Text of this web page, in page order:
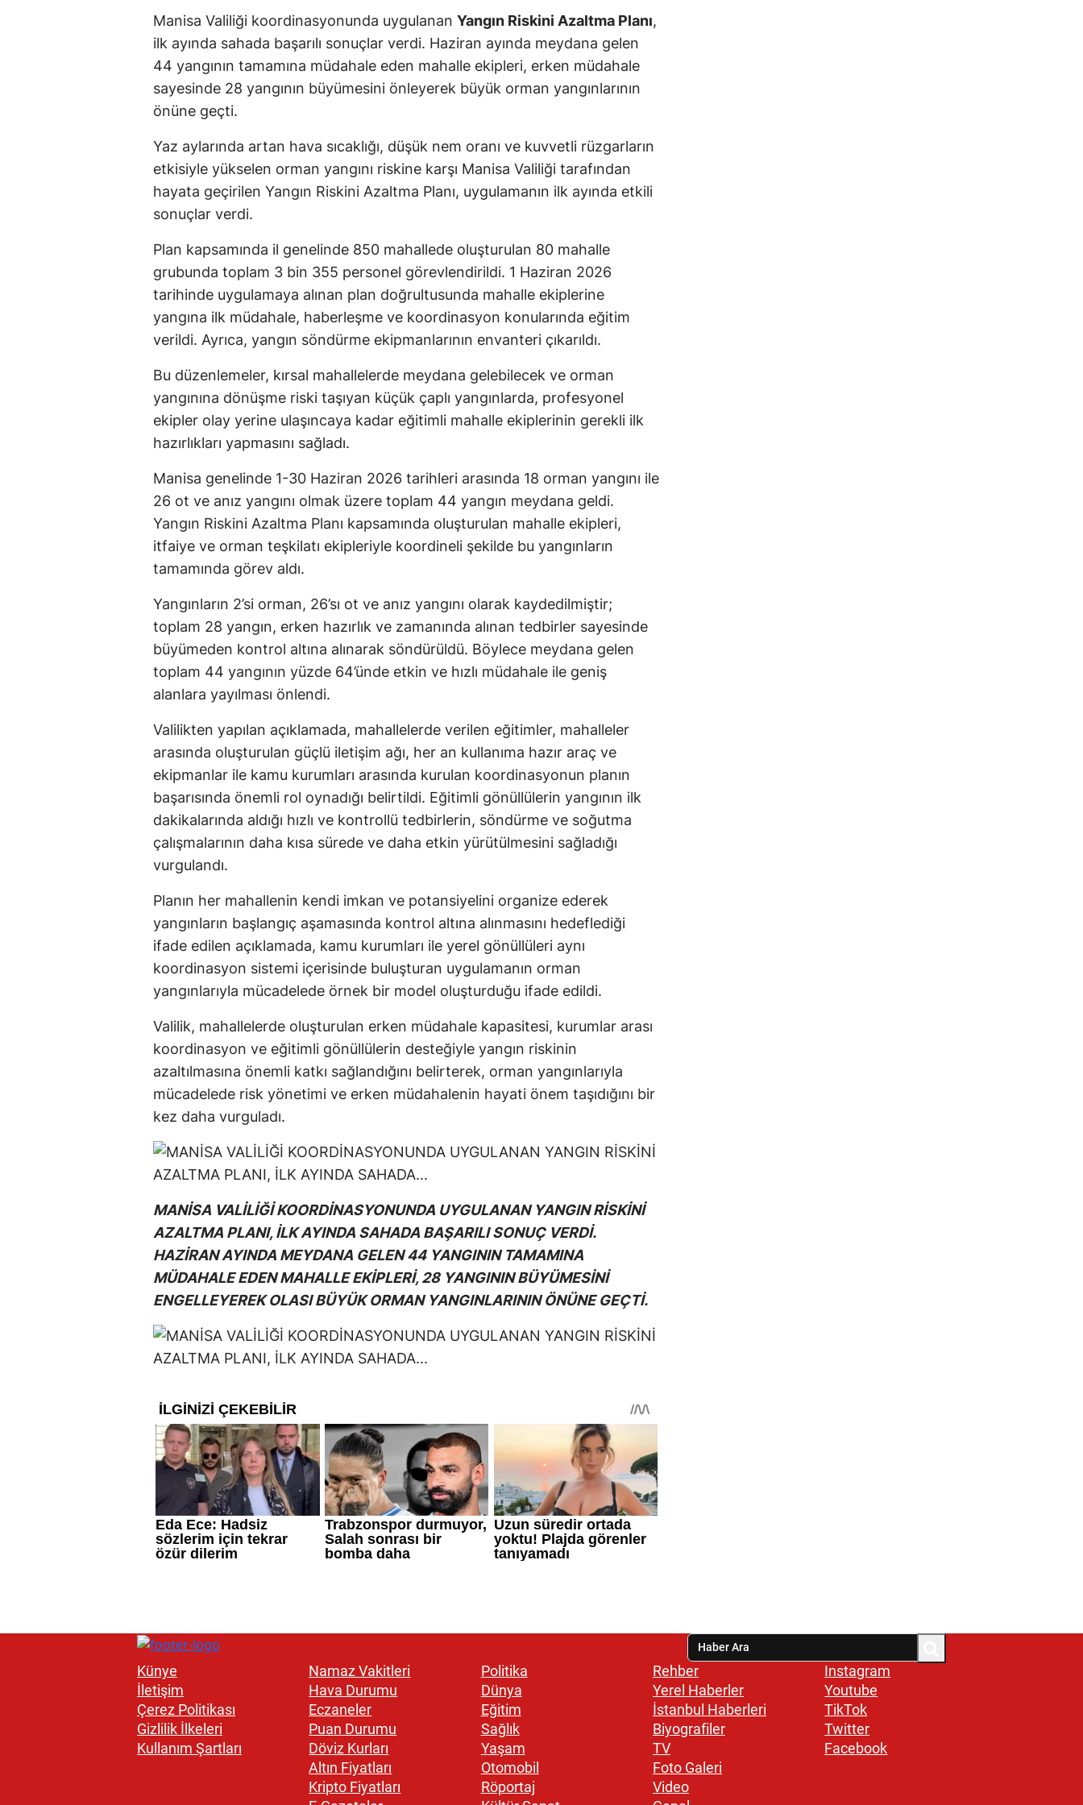
Manisa Valiliği koordinasyonunda uygulanan Yangın Riskini Azaltma Planı,
ilk ayında sahada başarılı sonuçlar verdi. Haziran ayında meydana gelen
44 yangının tamamına müdahale eden mahalle ekipleri, erken müdahale
sayesinde 28 yangının büyümesini önleyerek büyük orman yangınlarının
önüne geçti.
Yaz aylarında artan hava sıcaklığı, düşük nem oranı ve kuvvetli rüzgarların
etkisiyle yükselen orman yangını riskine karşı Manisa Valiliği tarafından
hayata geçirilen Yangın Riskini Azaltma Planı, uygulamanın ilk ayında etkili
sonuçlar verdi.
Plan kapsamında il genelinde 850 mahallede oluşturulan 80 mahalle
grubunda toplam 3 bin 355 personel görevlendirildi. 1 Haziran 2026
tarihinde uygulamaya alınan plan doğrultusunda mahalle ekiplerine
yangına ilk müdahale, haberleşme ve koordinasyon konularında eğitim
verildi. Ayrıca, yangın söndürme ekipmanlarının envanteri çıkarıldı.
Bu düzenlemeler, kırsal mahallelerde meydana gelebilecek ve orman
yangınına dönüşme riski taşıyan küçük çaplı yangınlarda, profesyonel
ekipler olay yerine ulaşıncaya kadar eğitimli mahalle ekiplerinin gerekli ilk
hazırlıkları yapmasını sağladı.
Manisa genelinde 1-30 Haziran 2026 tarihleri arasında 18 orman yangını ile
26 ot ve anız yangını olmak üzere toplam 44 yangın meydana geldi.
Yangın Riskini Azaltma Planı kapsamında oluşturulan mahalle ekipleri,
itfaiye ve orman teşkilatı ekipleriyle koordineli şekilde bu yangınların
tamamında görev aldı.
Yangınların 2’si orman, 26’sı ot ve anız yangını olarak kaydedilmiştir;
toplam 28 yangın, erken hazırlık ve zamanında alınan tedbirler sayesinde
büyümeden kontrol altına alınarak söndürüldü. Böylece meydana gelen
toplam 44 yangının yüzde 64’ünde etkin ve hızlı müdahale ile geniş
alanlara yayılması önlendi.
Valilikten yapılan açıklamada, mahallelerde verilen eğitimler, mahalleler
arasında oluşturulan güçlü iletişim ağı, her an kullanıma hazır araç ve
ekipmanlar ile kamu kurumları arasında kurulan koordinasyonun planın
başarısında önemli rol oynadığı belirtildi. Eğitimli gönüllülerin yangının ilk
dakikalarında aldığı hızlı ve kontrollü tedbirlerin, söndürme ve soğutma
çalışmalarının daha kısa sürede ve daha etkin yürütülmesini sağladığı
vurgulandı.
Planın her mahallenin kendi imkan ve potansiyelini organize ederek
yangınların başlangıç aşamasında kontrol altına alınmasını hedeflediği
ifade edilen açıklamada, kamu kurumları ile yerel gönüllüleri aynı
koordinasyon sistemi içerisinde buluşturan uygulamanın orman
yangınlarıyla mücadelede örnek bir model oluşturduğu ifade edildi.
Valilik, mahallelerde oluşturulan erken müdahale kapasitesi, kurumlar arası
koordinasyon ve eğitimli gönüllülerin desteğiyle yangın riskinin
azaltılmasına önemli katkı sağlandığını belirterek, orman yangınlarıyla
mücadelede risk yönetimi ve erken müdahalenin hayati önem taşıdığını bir
kez daha vurguladı.
MANİSA VALİLİĞİ KOORDİNASYONUNDA UYGULANAN YANGIN RİSKİNİ
AZALTMA PLANI, İLK AYINDA SAHADA BAŞARILI SONUÇ VERDİ.
HAZİRAN AYINDA MEYDANA GELEN 44 YANGININ TAMAMINA
MÜDAHALE EDEN MAHALLE EKİPLERİ, 28 YANGININ BÜYÜMESİNİ
ENGELLEYEREK OLASI BÜYÜK ORMAN YANGINLARININ ÖNÜNE GEÇTİ.
Künye
İletişim
Çerez Politikası
Gizlilik İlkeleri
Kullanım Şartları
Namaz Vakitleri
Hava Durumu
Eczaneler
Puan Durumu
Döviz Kurları
Altın Fiyatları
Kripto Fiyatları
Politika
Dünya
Eğitim
Sağlık
Yaşam
Otomobil
Röportaj
Rehber
Yerel Haberler
İstanbul Haberleri
Biyografiler
TV
Foto Galeri
Video
Instagram
Youtube
TikTok
Twitter
Facebook